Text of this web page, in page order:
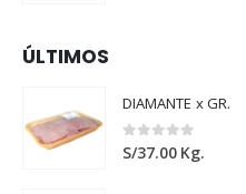
ÚLTIMOS
DIAMANTE x GR.
0out of 5
S/37.00 Kg.